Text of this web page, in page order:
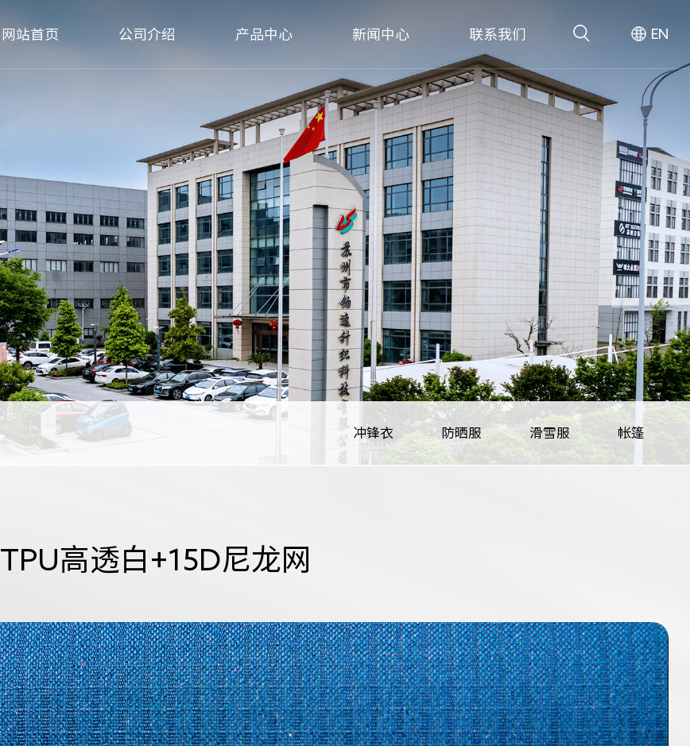
网站首页 公司介绍 产品中心 新闻中心 联系我们 EN
冲锋衣 防晒服 滑雪服 帐篷
TPU高透白+15D尼龙网